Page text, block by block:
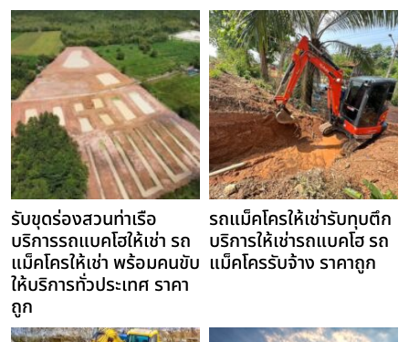
รับขุดร่องสวนท่าเรือ
บริการรถแบคโฮให้เช่า รถ
แม็คโครให้เช่า พร้อมคนขับ
ให้บริการทั่วประเทศ ราคา
ถูก
รถแม็คโครให้เช่ารับทุบตึก
บริการให้เช่ารถแบคโฮ รถ
แม็คโครรับจ้าง ราคาถูก